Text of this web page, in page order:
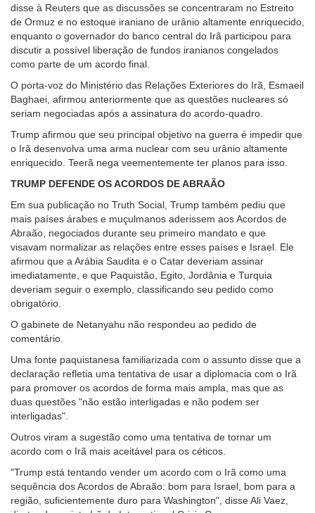
disse à Reuters que as discussões se concentraram no Estreito
de Ormuz e no estoque iraniano de urânio altamente enriquecido,
enquanto o governador do banco central do Irã participou para
discutir a possível liberação de fundos iranianos congelados
como parte de um acordo final.
O porta-voz do Ministério das Relações Exteriores do Irã, Esmaeil
Baghaei, afirmou anteriormente que as questões nucleares só
seriam negociadas após a assinatura do acordo-quadro.
Trump afirmou que seu principal objetivo na guerra é impedir que
o Irã desenvolva uma arma nuclear com seu urânio altamente
enriquecido. Teerã nega veementemente ter planos para isso.
TRUMP DEFENDE OS ACORDOS DE ABRAÃO
Em sua publicação no Truth Social, Trump também pediu que
mais países árabes e muçulmanos aderissem aos Acordos de
Abraão, negociados durante seu primeiro mandato e que
visavam normalizar as relações entre esses países e Israel. Ele
afirmou que a Arábia Saudita e o Catar deveriam assinar
imediatamente, e que Paquistão, Egito, Jordânia e Turquia
deveriam seguir o exemplo, classificando seu pedido como
obrigatório.
O gabinete de Netanyahu não respondeu ao pedido de
comentário.
Uma fonte paquistanesa familiarizada com o assunto disse que a
declaração refletia uma tentativa de usar a diplomacia com o Irã
para promover os acordos de forma mais ampla, mas que as
duas questões "não estão interligadas e não podem ser
interligadas".
Outros viram a sugestão como uma tentativa de tornar um
acordo com o Irã mais aceitável para os céticos.
"Trump está tentando vender um acordo com o Irã como uma
sequência dos Acordos de Abraão: bom para Israel, bom para a
região, suficientemente duro para Washington", disse Ali Vaez,